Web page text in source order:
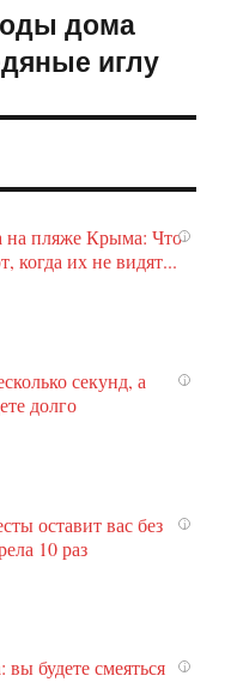
дома
иглу
i
на пляже Крыма: Что
когда их не видят...
i
секунд, а
долго
i
оставит вас без
10 раз
i
будете смеяться